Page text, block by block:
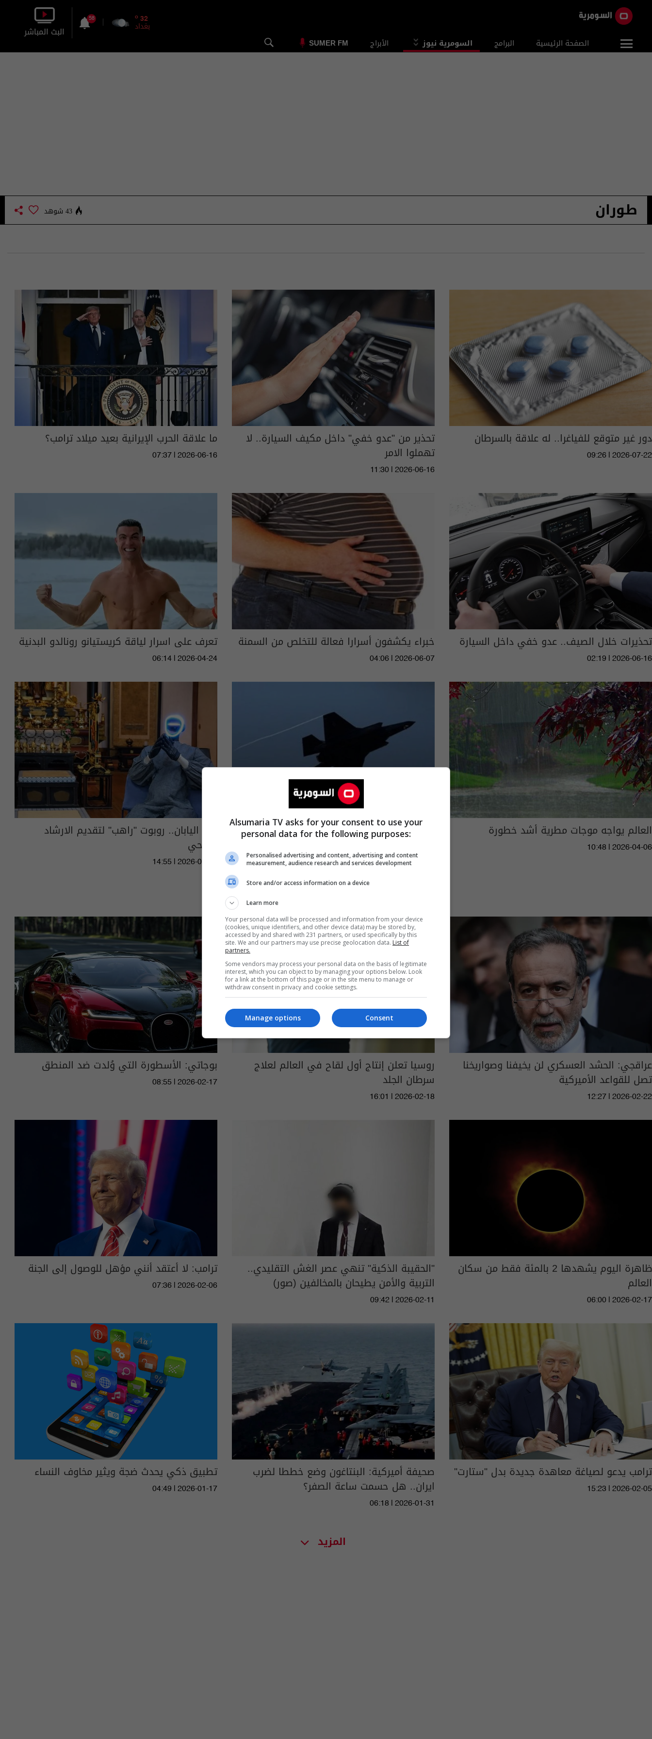
الصفحة الرئيسية البرامج السومرية نيوز الأبراج SUMER FM
32
o
بغداد
58
البث المباشر
طوران 43 شوهد
دور غير متوقع للفياغرا.. له علاقة بالسرطان
09:26 | 2026-07-22
تحذير من "عدو خفي" داخل مكيف السيارة.. لا
تهملوا الامر
11:30 | 2026-06-16
ما علاقة الحرب الإيرانية بعيد ميلاد ترامب؟
07:37 | 2026-06-16
تحذيرات خلال الصيف.. عدو خفي داخل السيارة
02:19 | 2026-06-16
خبراء يكشفون أسرارا فعالة للتخلص من السمنة
04:06 | 2026-06-07
تعرف على اسرار لياقة كريستيانو رونالدو البدنية
06:14 | 2026-04-24
العالم يواجه موجات مطرية أشد خطورة
10:48 | 2026-04-06
إيران تكشف تفاصيل إسقاط طائرة F-35 في اليابان.. روبوت "راهب" لتقديم الارشاد
الروحي
14:55 | 2026-02-27
عراقجي: الحشد العسكري لن يخيفنا وصواريخنا
تصل للقواعد الأميركية
12:27 | 2026-02-22
روسيا تعلن إنتاج أول لقاح في العالم لعلاج
سرطان الجلد
16:01 | 2026-02-18
بوجاتي: الأسطورة التي وُلدت ضد المنطق
08:55 | 2026-02-17
ظاهرة اليوم يشهدها 2 بالمئة فقط من سكان
العالم
06:00 | 2026-02-17
"الحقيبة الذكية" تنهي عصر الغش التقليدي..
التربية والأمن يطيحان بالمخالفين (صور)
09:42 | 2026-02-11
ترامب: لا أعتقد أنني مؤهل للوصول إلى الجنة
07:36 | 2026-02-06
ترامب يدعو لصياغة معاهدة جديدة بدل "ستارت"
15:23 | 2026-02-05
صحيفة أميركية: البنتاغون وضع خططا لضرب
ايران.. هل حسمت ساعة الصفر؟
06:18 | 2026-01-31
تطبيق ذكي يحدث ضجة ويثير مخاوف النساء
04:49 | 2026-01-17
المزيد
Alsumaria TV asks for your consent to use your
personal data for the following purposes:
Personalised advertising and content, advertising and content
measurement, audience research and services development
Store and/or access information on a device
Learn more
Your personal data will be processed and information from your device
(cookies, unique identifiers, and other device data) may be stored by,
accessed by and shared with 231 partners, or used specifically by this
site. We and our partners may use precise geolocation data. List of
partners.
Some vendors may process your personal data on the basis of legitimate
interest, which you can object to by managing your options below. Look
for a link at the bottom of this page or in the site menu to manage or
withdraw consent in privacy and cookie settings.
Consent
Manage options